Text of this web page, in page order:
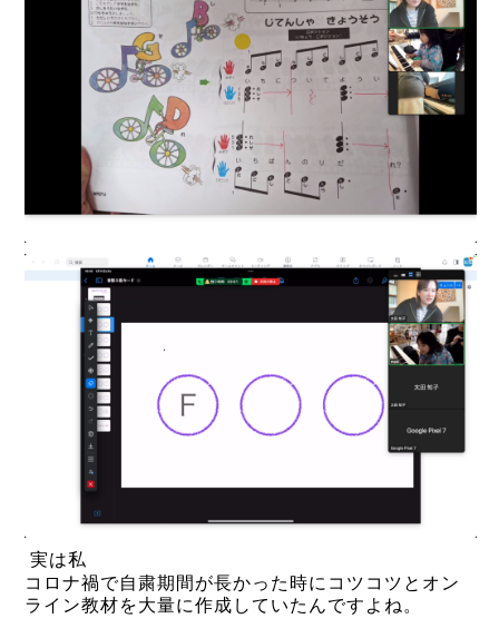
実は私
コロナ禍で自粛期間が長かった時にコツコツとオン
ライン教材を大量に作成していたんですよね。